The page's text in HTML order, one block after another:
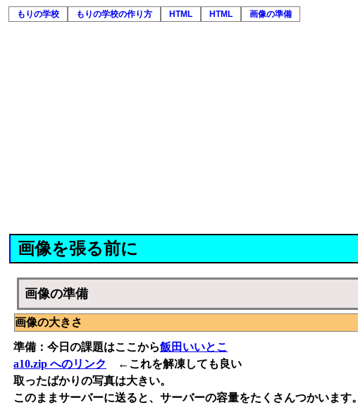
もりの学校 もりの学校の作り方 HTML HTML 画像の準備
画像を張る前に
画像の準備
画像の大きさ
準備：今日の課題はここから飯田いいとこ
a10.zip へのリンク
←これを解凍しても良い
取ったばかりの写真は大きい。
このままサーバーに送ると、サーバーの容量をたくさんつかいます。